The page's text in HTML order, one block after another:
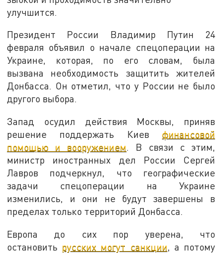
улучшится.
Президент России Владимир Путин 24
февраля объявил о начале спецоперации на
Украине, которая, по его словам, была
вызвана необходимость защитить жителей
Донбасса. Он отметил, что у России не было
другого выбора.
Запад осудил действия Москвы, приняв
решение поддержать Киев финансовой
помощью и вооружением. В связи с этим,
министр иностранных дел России Сергей
Лавров подчеркнул, что географические
задачи спецоперации на Украине
изменились, и они не будут завершены в
пределах только территорий Донбасса.
Европа до сих пор уверена, что
остановить русских могут санкции , а потому